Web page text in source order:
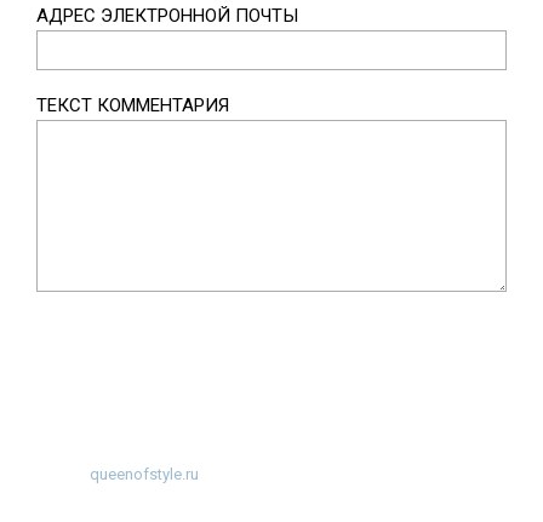
АДРЕС ЭЛЕКТРОННОЙ ПОЧТЫ
ТЕКСТ КОММЕНТАРИЯ
queenofstyle.ru